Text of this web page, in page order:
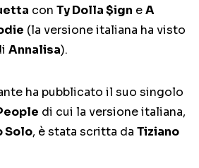
con Ty Dolla $ign eA
(la versione italiana ha visto
Annalisa).
ha pubblicato il suo singolo
di cui la versione italiana,
Solo, è stata scritta da Tiziano